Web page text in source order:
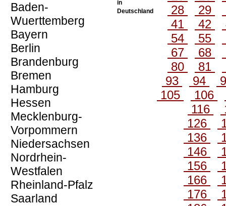
Baden-
Wuerttemberg
Bayern
Berlin
Brandenburg
Bremen
Hamburg
Hessen
Mecklenburg-
Vorpommern
Niedersachsen
Nordrhein-
Westfalen
Rheinland-Pfalz
Saarland
in
Deutschland
28
29
41
42
54
55
67
68
80
81
93
94
105
106
116
126
136
146
156
166
176